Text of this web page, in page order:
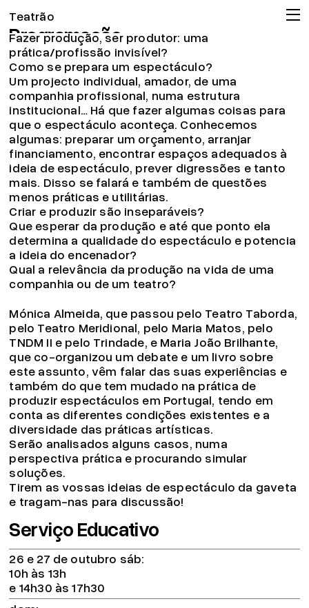
Teatrão
Programação
Companhia
Associação
Circulação
Projeto pedagógico
Arquivo
OMT
Apoios
Bilheteira
© 2026 Teatrão – Companhia de Teatro, Coimbra
19.04.26
Já pode consignar o seu IRS!
Ler mais
Produzir um espetáculo
Fazer produção, ser produtor: uma
prática/profissão invisível?
Como se prepara um espectáculo?
Um projecto individual, amador, de uma
companhia profissional, numa estrutura
institucional… Há que fazer algumas coisas para
que o espectáculo aconteça. Conhecemos
algumas: preparar um orçamento, arranjar
financiamento, encontrar espaços adequados à
ideia de espectáculo, prever digressões e tanto
mais. Disso se falará e também de questões
menos práticas e utilitárias.
Criar e produzir são inseparáveis?
Que esperar da produção e até que ponto ela
determina a qualidade do espectáculo e potencia
a ideia do encenador?
Qual a relevância da produção na vida de uma
companhia ou de um teatro?
Mónica Almeida, que passou pelo Teatro Taborda,
pelo Teatro Meridional, pelo Maria Matos, pelo
TNDM II e pelo Trindade, e Maria João Brilhante,
que co-organizou um debate e um livro sobre
este assunto, vêm falar das suas experiências e
também do que tem mudado na prática de
produzir espectáculos em Portugal, tendo em
conta as diferentes condições existentes e a
diversidade das práticas artísticas.
Serão analisados alguns casos, numa
perspectiva prática e procurando simular
soluções.
Tirem as vossas ideias de espectáculo da gaveta
e tragam-nas para discussão!
Serviço Educativo
26 e 27 de outubro sáb
10h às 13h
e 14h30 às 17h30